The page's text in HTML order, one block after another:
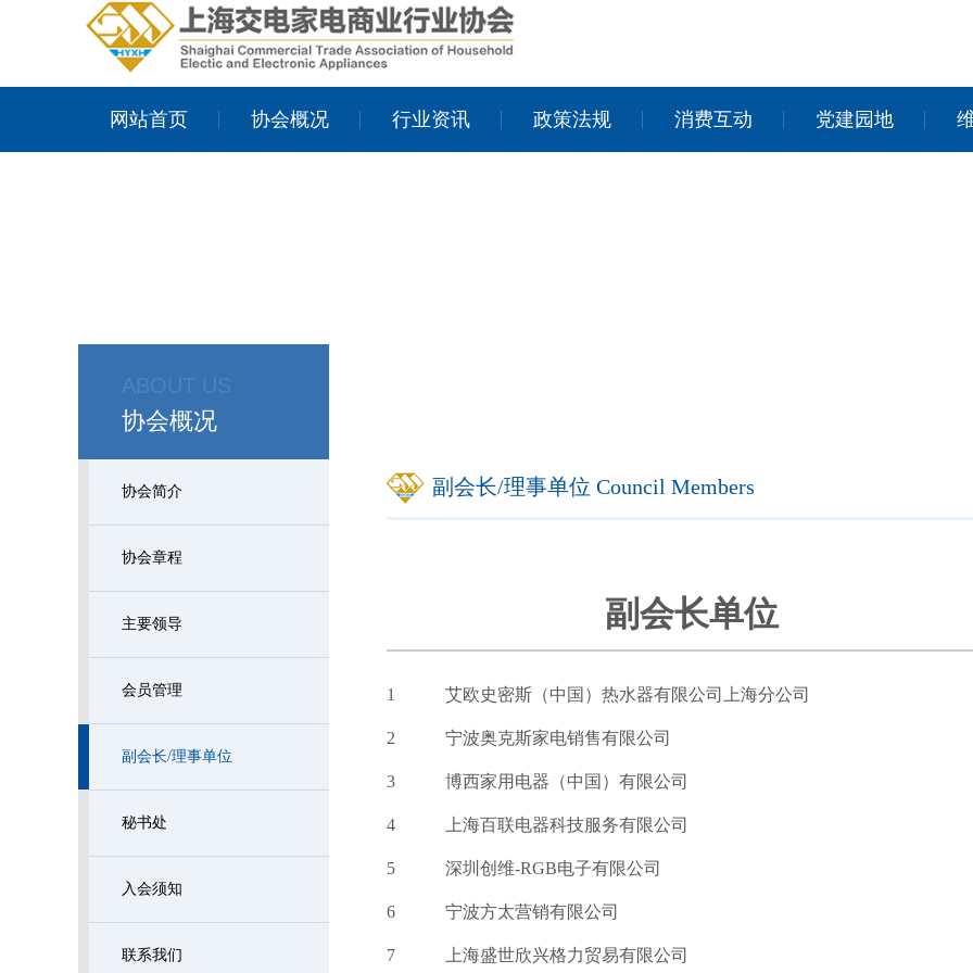
网站首页 协会概况 行业资讯 政策法规 消费互动 党建园地
ABOUT US
协会概况
协会简介
协会章程
主要领导
会员管理
副会长/理事单位
秘书处
入会须知
联系我们
副会长/理事单位 Council Members
副会长单位
1 艾欧史密斯（中国）热水器有限公司上海分公司
2 宁波奥克斯家电销售有限公司
3 博西家用电器（中国）有限公司
4 上海百联电器科技服务有限公司
5 深圳创维-RGB电子有限公司
6 宁波方太营销有限公司
7 上海盛世欣兴格力贸易有限公司